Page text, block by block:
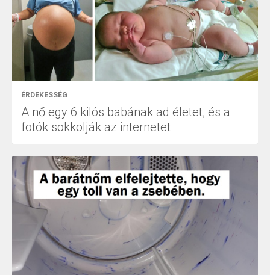
ÉRDEKESSÉG
A nő egy 6 kilós babának ad életet, és a
fotók sokkolják az internetet